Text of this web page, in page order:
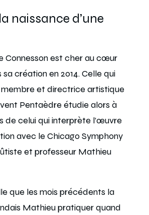
naissance d’une
Connesson est cher au cœur
sa création en 2014. Celle qui
membre et directrice artistique
Pentaèdre étudie alors à
de celui qui interprète l’œuvre
avec le Chicago Symphony
et professeur Mathieu
que les mois précédents la
Mathieu pratiquer quand